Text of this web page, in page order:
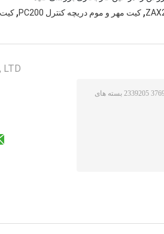
, کیت مهر و موم دریچه کنترل PC200 , کیت